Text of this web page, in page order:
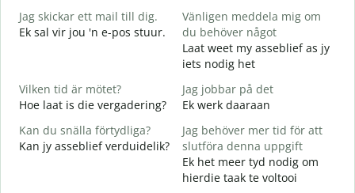
Jag skickar ett mail till dig.
Ek sal vir jou 'n e-pos stuur.
Vänligen meddela mig om
du behöver något
Laat weet my asseblief as jy
iets nodig het
Vilken tid är mötet?
Hoe laat is die vergadering?
Jag jobbar på det
Ek werk daaraan
Kan du snälla förtydliga?
Kan jy asseblief verduidelik?
Jag behöver mer tid för att
slutföra denna uppgift
Ek het meer tyd nodig om
hierdie taak te voltooi